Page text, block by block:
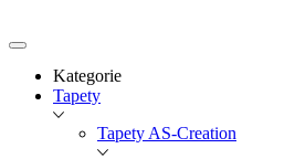
Kategorie
Tapety
Tapety AS-Creation